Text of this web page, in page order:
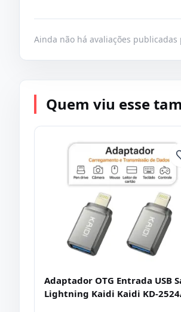
Ainda não há avaliações
Quem viu esse
Adaptador OTG Entrada USB
Lightning Kaidi Kaidi KD-